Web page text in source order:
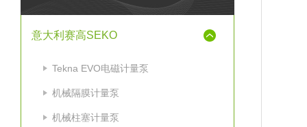
意大利赛高SEKO
Tekna EVO电磁计量泵
机械隔膜计量泵
机械柱塞计量泵